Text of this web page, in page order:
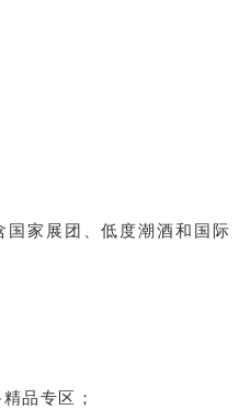
国家展团、低度潮酒和国际
品专区；